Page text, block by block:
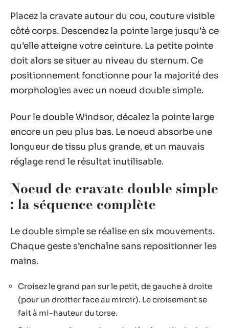
Placez la cravate autour du cou, couture visible
côté corps. Descendez la pointe large jusqu’à ce
qu’elle atteigne votre ceinture. La petite pointe
doit alors se situer au niveau du sternum. Ce
positionnement fonctionne pour la majorité des
morphologies avec un noeud double simple.
Pour le double Windsor, décalez la pointe large
encore un peu plus bas. Le noeud absorbe une
longueur de tissu plus grande, et un mauvais
réglage rend le résultat inutilisable.
Noeud de cravate double simple
: la séquence complète
Le double simple se réalise en six mouvements.
Chaque geste s’enchaîne sans repositionner les
mains.
Croisez le grand pan sur le petit, de gauche à droite
(pour un droitier face au miroir). Le croisement se
fait à mi-hauteur du torse.